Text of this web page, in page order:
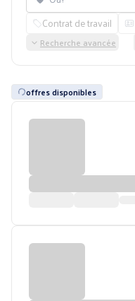
Contrat de travail
Recherche avancée
offres disponibles